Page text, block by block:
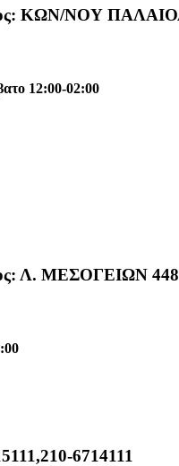
ΚΩΝ/ΝΟΥ
12:00-02:00
Λ. ΜΕΣΟΓΕΙΩΝ
6714111